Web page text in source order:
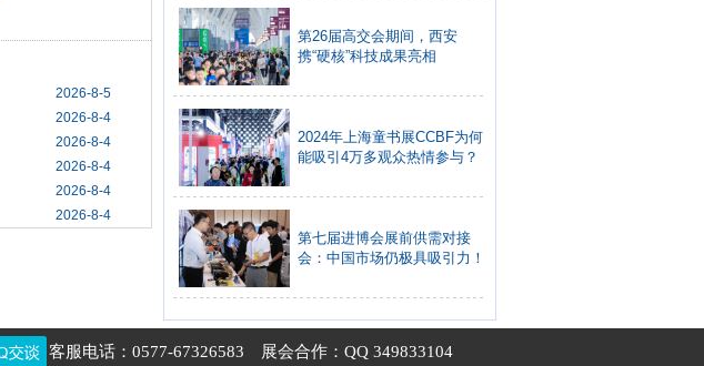
2026-8-5
2026-8-4
2026-8-4
2026-8-4
2026-8-4
2026-8-4
第26届高交会期间，西安
携“硬核”科技成果亮相
2024年上海童书展CCBF为何
能吸引4万多观众热情参与？
第七届进博会展前供需对接
会：中国市场仍极具吸引力！
客服电话：0577-67326583 展会合作：QQ 349833104